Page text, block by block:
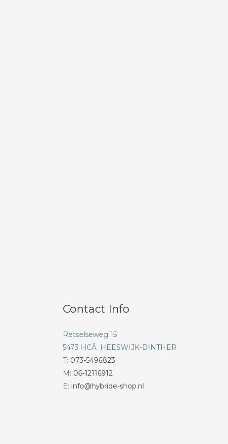
Contact Info
Retselseweg 15
5473 HCÂ HEESWIJK-DINTHER
T: 073-5496823
M: 06-12116912
E: info@hybride-shop.nl